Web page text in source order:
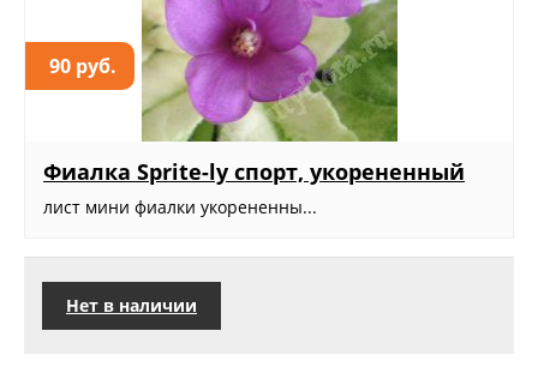
90 руб.
Фиалка Sprite-ly спорт, укорененный
лист мини фиалки укорененны...
Нет в наличии